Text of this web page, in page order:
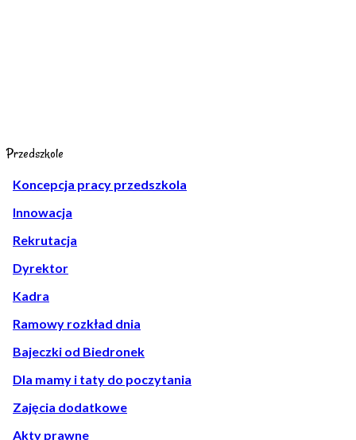
Przedszkole
Koncepcja pracy przedszkola
Innowacja
Rekrutacja
Dyrektor
Kadra
Ramowy rozkład dnia
Bajeczki od Biedronek
Dla mamy i taty do poczytania
Zajęcia dodatkowe
Akty prawne